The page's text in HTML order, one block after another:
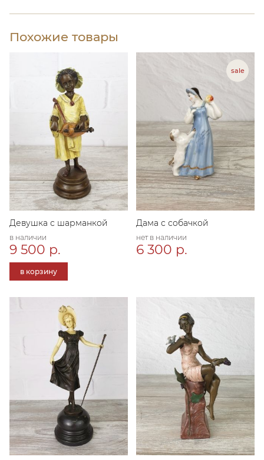
Похожие товары
Девушка с шарманкой
в наличии
9 500 р.
в корзину
Дама с собачкой
нет в наличии
6 300 р.